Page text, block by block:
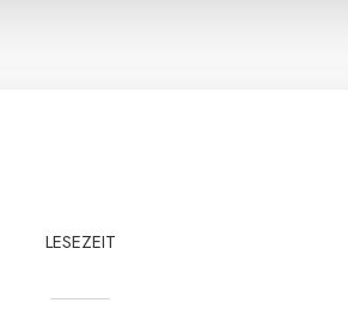
LESEZEIT